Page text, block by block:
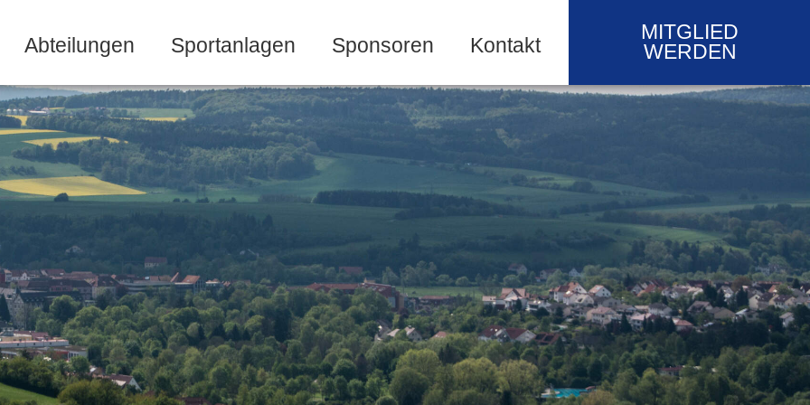
Abteilungen Sportanlagen Sponsoren Kontakt
MITGLIED
WERDEN